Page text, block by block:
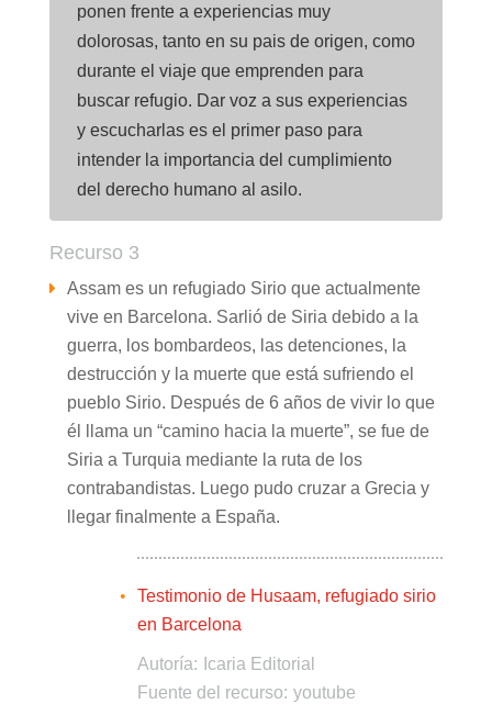
ponen frente a experiencias muy
dolorosas, tanto en su pais de origen, como
durante el viaje que emprenden para
buscar refugio. Dar voz a sus experiencias
y escucharlas es el primer paso para
intender la importancia del cumplimiento
del derecho humano al asilo.
Recurso 3
Assam es un refugiado Sirio que actualmente
vive en Barcelona. Sarlió de Siria debido a la
guerra, los bombardeos, las detenciones, la
destrucción y la muerte que está sufriendo el
pueblo Sirio. Después de 6 años de vivir lo que
él llama un “camino hacia la muerte”, se fue de
Siria a Turquia mediante la ruta de los
contrabandistas. Luego pudo cruzar a Grecia y
llegar finalmente a España.
Testimonio de Husaam, refugiado sirio
en Barcelona
Autoría:
Icaria Editorial
Fuente del recurso: youtube